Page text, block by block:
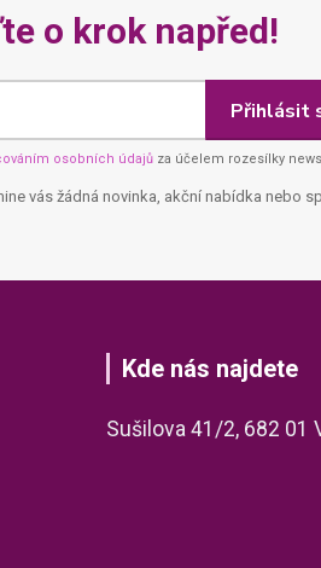
o krok napřed!
Přihlásit
osobních údajů za účelem rozesílky
vás žádná novinka, akční nabídka nebo
Kde nás najdete
Sušilova 41/2, 682 01